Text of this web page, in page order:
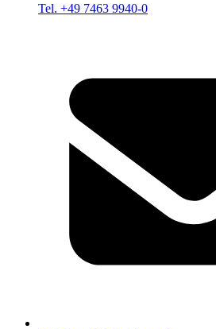
Tel. +49 7463 9940-0